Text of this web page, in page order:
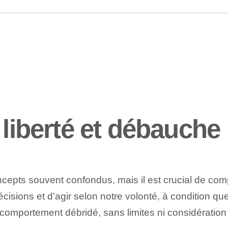
et débauche
souvent confondus, mais il est crucial de
et d’agir selon notre volonté, à condition
débridé, sans limites ni